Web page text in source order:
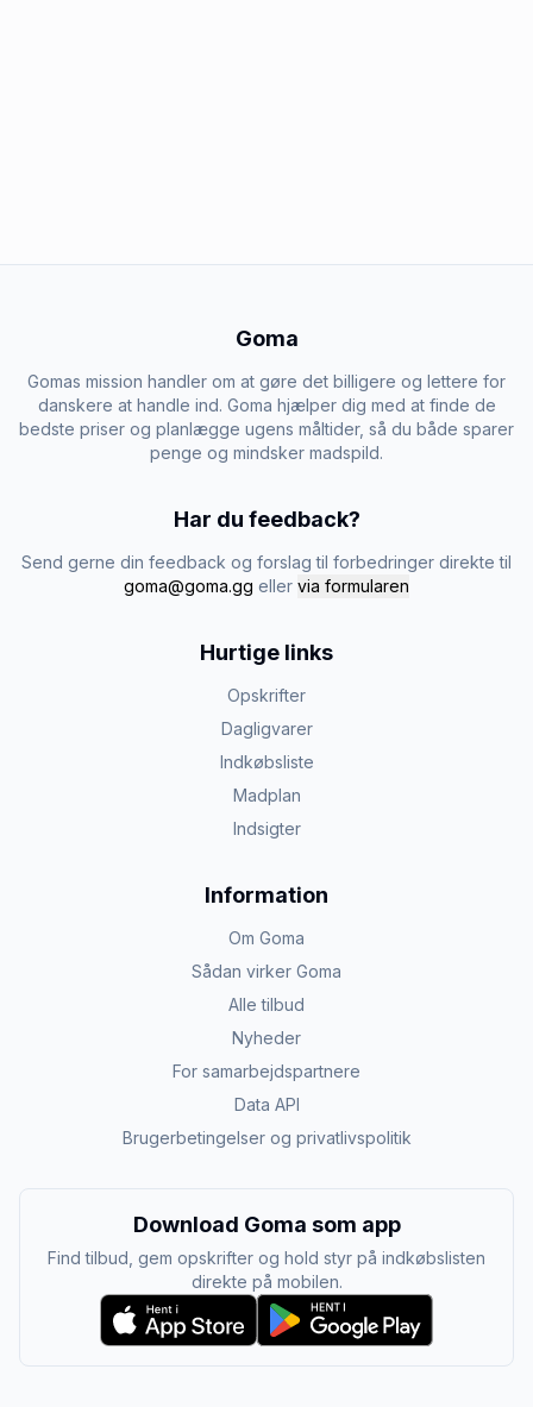
Goma
Gomas mission handler om at gøre det billigere og lettere for
danskere at handle ind. Goma hjælper dig med at finde de
bedste priser og planlægge ugens måltider, så du både sparer
penge og mindsker madspild.
Har du feedback?
Send gerne din feedback og forslag til forbedringer direkte til
goma@goma.gg eller via formularen
Hurtige links
Opskrifter
Dagligvarer
Indkøbsliste
Madplan
Indsigter
Information
Om Goma
Sådan virker Goma
Alle tilbud
Nyheder
For samarbejdspartnere
Data API
Brugerbetingelser og privatlivspolitik
Download Goma som app
Find tilbud, gem opskrifter og hold styr på indkøbslisten
direkte på mobilen.